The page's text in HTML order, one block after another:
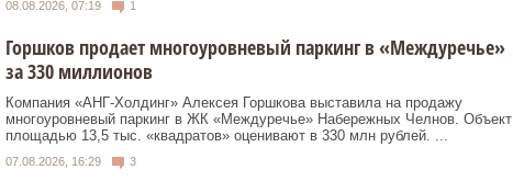
08.08.2026, 07:19 1
Горшков продает многоуровневый паркинг в «Междуречье»
за 330 миллионов
Компания «АНГ-Холдинг» Алексея Горшкова выставила на продажу
многоуровневый паркинг в ЖК «Междуречье» Набережных Челнов. Объект
площадью 13,5 тыс. «квадратов» оценивают в 330 млн рублей. ...
07.08.2026, 16:29 3